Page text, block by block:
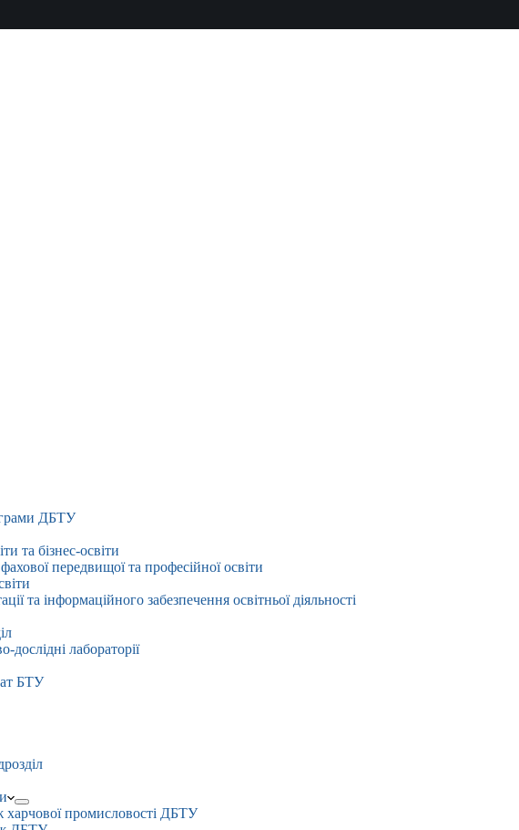
ДБТУ
та бізнес-освіти
передвищої та професійної освіти
та інформаційного забезпечення освітньої діяльності
дослідні лабораторії
БТУ
харчової промисловості ДБТУ